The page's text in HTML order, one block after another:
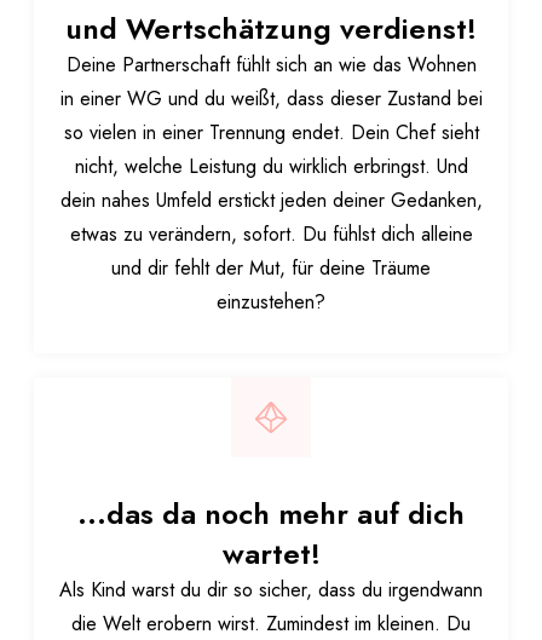
und Wertschätzung verdienst!
Deine Partnerschaft fühlt sich an wie das Wohnen
in einer WG und du weißt, dass dieser Zustand bei
so vielen in einer Trennung endet. Dein Chef sieht
nicht, welche Leistung du wirklich erbringst. Und
dein nahes Umfeld erstickt jeden deiner Gedanken,
etwas zu verändern, sofort. Du fühlst dich alleine
und dir fehlt der Mut, für deine Träume
einzustehen?
...das da noch mehr auf dich
wartet!
Als Kind warst du dir so sicher, dass du irgendwann
die Welt erobern wirst. Zumindest im kleinen. Du